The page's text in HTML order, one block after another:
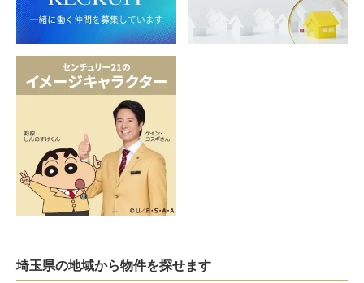
埼玉県の地域から物件を探せます